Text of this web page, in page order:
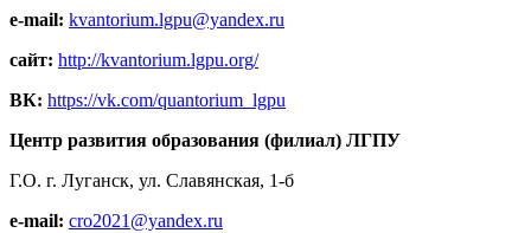
e-mail: kvantorium.lgpu@yandex.ru
сайт: http://kvantorium.lgpu.org/
ВК: https://vk.com/quantorium_lgpu
Центр развития образования (филиал) ЛГПУ
Г.О. г. Луганск, ул. Славянская, 1-б
e-mail: cro2021@yandex.ru